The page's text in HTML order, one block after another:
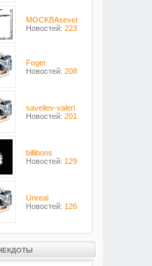
MOCKBAsever
Новостей: 223
Foger
Новостей: 208
saveliev-valeri
Новостей: 201
billibons
Новостей: 129
Unreal
Новостей: 126